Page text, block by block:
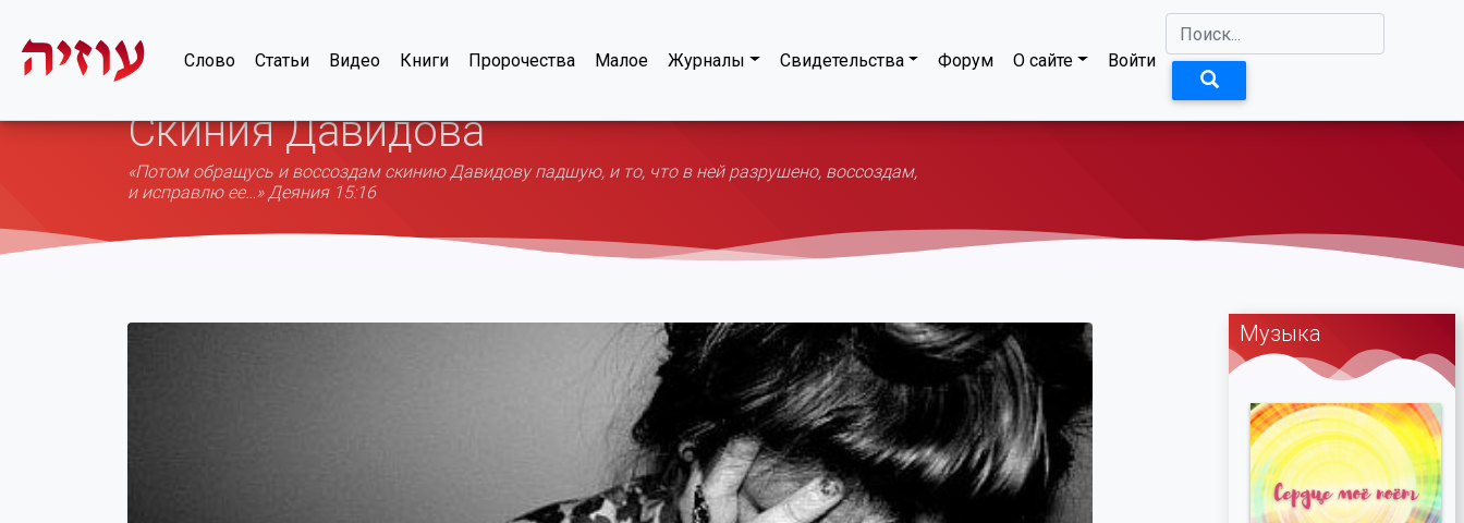
Слово Статьи Видео Книги Пророчества Малое Журналы Свидетельства Форум О сайте Войти
Скиния Давидова
«Потом обращусь и воссоздам скинию Давидову падшую, и то, что в ней разрушено, воссоздам,
и исправлю ее…» Деяния 15:16
Музыка